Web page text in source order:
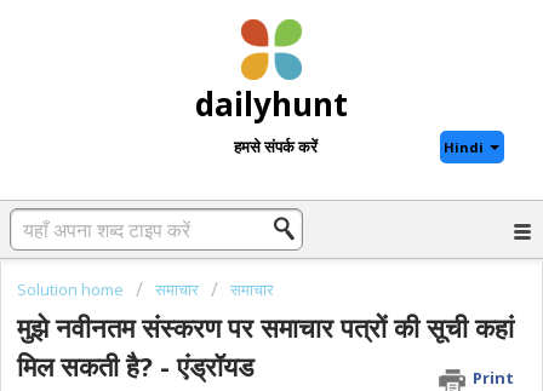
dailyhunt
हमसे संपर्क करें Hindi
Solution home समाचार समाचार
मुझे नवीनतम संस्करण पर समाचार पत्रों की सूची कहां
मिल सकती है? - एंड्रॉयड
Print